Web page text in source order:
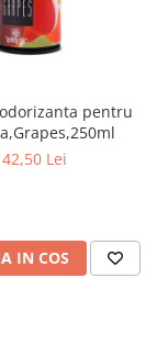
pentru
42,50 Lei
IN COS